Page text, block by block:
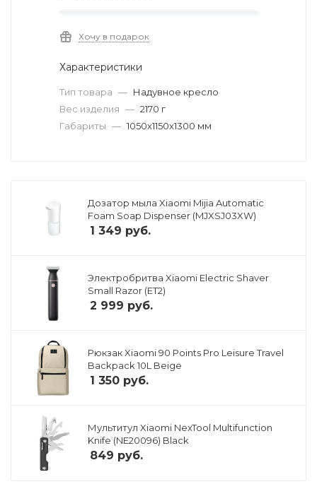
Хочу в подарок
Характеристики
Тип товара — Надувное кресло
Вес изделия — 2170 г
Габариты — 1050x1150x1300 мм
Дозатор мыла Xiaomi Mijia Automatic
Foam Soap Dispenser (MJXSJ03XW)
1 349 руб.
Электробритва Xiaomi Electric Shaver
Small Razor (ET2)
2 999 руб.
Рюкзак Xiaomi 90 Points Pro Leisure Travel
Backpack 10L Beige
1 350 руб.
Мультитул Xiaomi NexTool Multifunction
Knife (NE20096) Black
849 руб.